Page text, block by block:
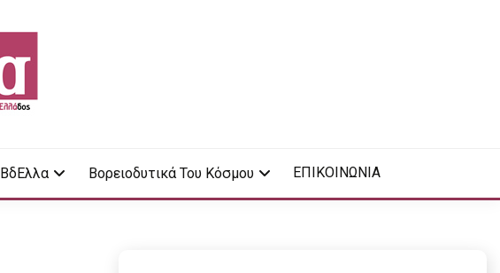
ΒδΕλλα Βορειοδυτικά Του Κόσμου ΕΠΙΚΟΙΝΩΝΙΑ